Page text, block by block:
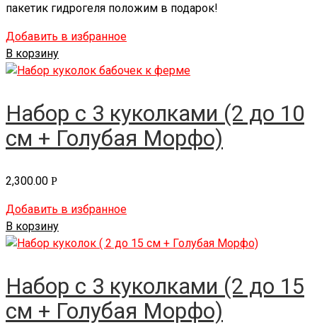
пакетик гидрогеля положим в подарок!
Добавить в избранное
В корзину
Набор с 3 куколками (2 до 10
см + Голубая Морфо)
2,300.00 Р
Добавить в избранное
В корзину
Набор с 3 куколками (2 до 15
см + Голубая Морфо)